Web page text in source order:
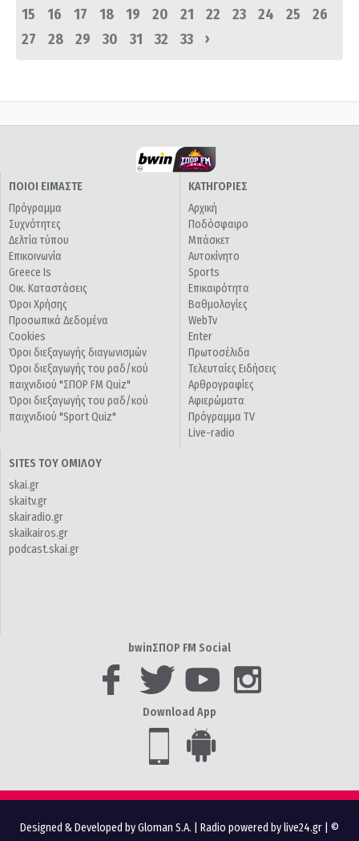
15
16 17 18 19 20 21 22 23 24 25
26
27
28 29 30 31 32 33 ›
ΠΟΙΟΙ ΕΙΜΑΣΤΕ
Πρόγραμμα
Συχνότητες
Δελτία τύπου
Επικοινωνία
Greece Is
Οικ. Καταστάσεις
Όροι Χρήσης
Προσωπικά Δεδομένα
Cookies
Όροι διεξαγωγής διαγωνισμών
Όροι διεξαγωγής του ραδ/κού
παιχνιδιού "ΣΠΟΡ FM Quiz"
Όροι διεξαγωγής του ραδ/κού
παιχνιδιού "Sport Quiz"
ΚΑΤΗΓΟΡΙΕΣ
Αρχική
Ποδόσφαιρο
Μπάσκετ
Αυτοκίνητο
Sports
Επικαιρότητα
Βαθμολογίες
WebTv
Enter
Πρωτοσέλιδα
Τελευταίες Ειδήσεις
Αρθρογραφίες
Αφιερώματα
Πρόγραμμα TV
Live-radio
SITES ΤΟΥ ΟΜΙΛΟΥ
skai.gr
skaitv.gr
skairadio.gr
skaikairos.gr
podcast.skai.gr
bwinΣΠΟΡ FM Social
Download App
Designed & Developed by Gloman S.A. Radio powered by live24.gr | ©